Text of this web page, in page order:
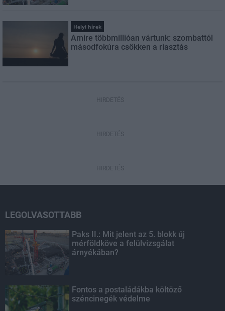
Helyi hírek
Amire többmillióan vártunk: szombattól
másodfokúra csökken a riasztás
HIRDETÉS
HIRDETÉS
HIRDETÉS
LEGOLVASOTTABB
Paks II.: Mit jelent az 5. blokk új
mérföldköve a felülvizsgálat
árnyékában?
Fontos a postaládákba költöző
széncinegék védelme